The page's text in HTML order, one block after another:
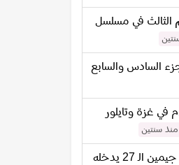
الثالث في مسلسل
السادس والسابع
في غزة وتايلور
منذ سنتين
عيد ميلاد عضو فريق BTS بارك جيمين الـ 27 يدخله